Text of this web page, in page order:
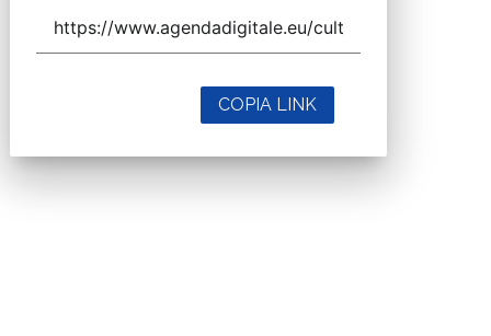
COPIA LINK